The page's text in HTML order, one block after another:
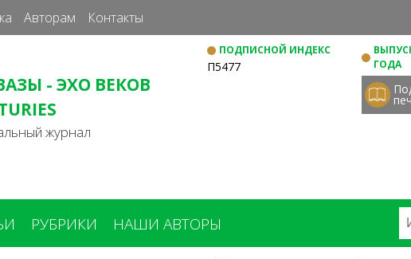
к
основному
Авторам Контакты
- ЭХО ВЕКОВ
журнал
ПОДПИСНОЙ ИНДЕКС
П5477
ГОДА
РУБРИКИ НАШИ АВТОРЫ